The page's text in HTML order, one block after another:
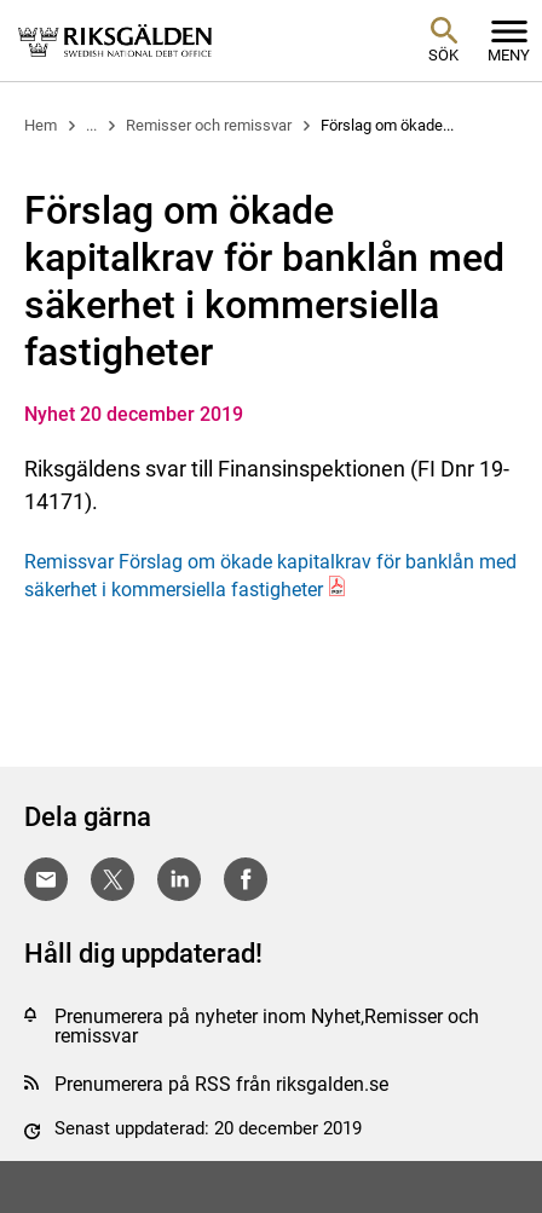
SÖK MENY
Hem ... Remisser och remissvar Förslag om ökade...
Förslag om ökade
kapitalkrav för banklån med
säkerhet i kommersiella
fastigheter
Nyhet 20 december 2019
Riksgäldens svar till Finansinspektionen (FI Dnr 19-
14171).
Remissvar Förslag om ökade kapitalkrav för banklån med
säkerhet i kommersiella fastigheter
Dela gärna
Håll dig uppdaterad!
Prenumerera på nyheter inom Nyhet,Remisser och
remissvar
Prenumerera på RSS från riksgalden.se
Senast uppdaterad: 20 december 2019